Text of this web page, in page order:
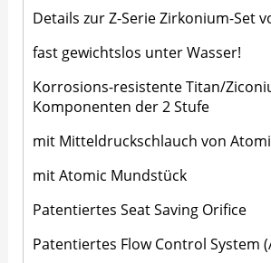
Details zur Z-Serie Zirkonium-Set
fast gewichtslos unter Wasser!
Korrosions-resistente Titan/
Komponenten der 2 Stufe
mit Mitteldruckschlauch von
mit Atomic Mundstück
Patentiertes Seat Saving Orifice
Patentiertes Flow Control System